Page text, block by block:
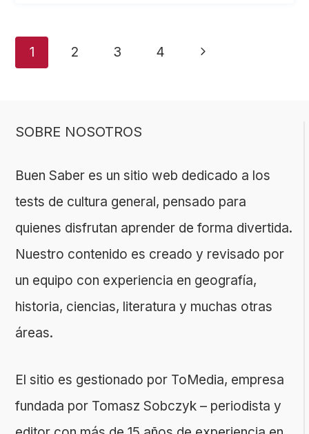
Navegación
1 2 3 4
Siguiente
SOBRE NOSOTROS
Buen Saber es un sitio web dedicado a los
tests de cultura general, pensado para
quienes disfrutan aprender de forma divertida.
Nuestro contenido es creado y revisado por
un equipo con experiencia en geografía,
historia, ciencias, literatura y muchas otras
áreas.
El sitio es gestionado por ToMedia, empresa
fundada por Tomasz Sobczyk – periodista y